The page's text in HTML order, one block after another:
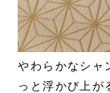
やわらかなシャ
っと浮かび上が